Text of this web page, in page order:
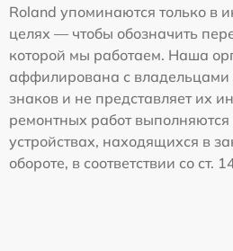
Roland упоминаются только в
целях — чтобы обозначить
которой мы работаем. Наша
аффилирована с
знаков и не представляет их
ремонтных работ
устройствах, находящихся в
обороте, в соответствии со ст.